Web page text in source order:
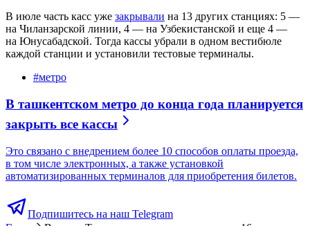
В июле часть касс уже закрывали на 13 других станциях: 5 —
на Чиланзарской линии, 4 — на Узбекистанской и еще 4 —
на Юнусабадской. Тогда кассы убрали в одном вестибюле
каждой станции и установили тестовые терминалы.
#метро
В ташкентском метро до конца года планируется
закрыть все кассы
Это связано с внедрением более 10 способов оплаты проезда,
в том числе электронных, а также установкой
автоматизированных терминалов для приобретения билетов.
Подпишитесь на наш Telegram